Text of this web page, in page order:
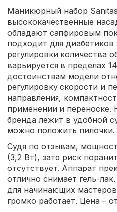
Маникюрный набор
высококачественные
обладают сапфировым
подходит для диабетиков
регулировки количества
варьируется в пределах
достоинствам модели
регулировку скорости и
направления,
применении и переноске.
бренда лежит в удобной
можно положить пилочки.
Судя по отзывам,
(3,2 Вт), зато риск
отсутствует. Аппарат
отлично снимает гель-
для начинающих
громко работает. Цена –